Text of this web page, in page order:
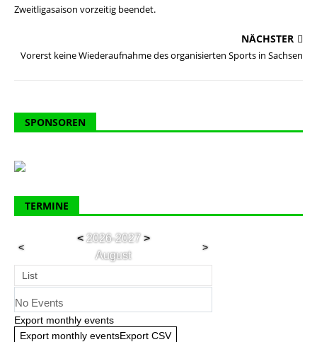
Zweitligasaison vorzeitig beendet.
NÄCHSTER
Vorerst keine Wiederaufnahme des organisierten Sports in Sachsen
SPONSOREN
TERMINE
<
<2026-2027 >
August
>
List
No Events
Export monthly events
Export monthly eventsExport CSV